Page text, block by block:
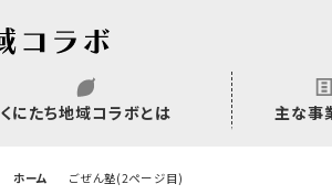
くにたち地域コラボとは 主な事
ホーム ごぜん塾(2ページ目)